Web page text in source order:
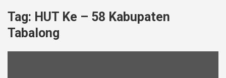
Tag: HUT Ke – 58 Kabupaten
Tabalong